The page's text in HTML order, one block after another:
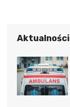
Aktualności